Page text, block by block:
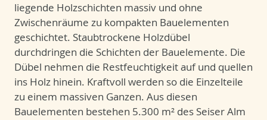
liegende Holzschichten massiv und ohne
Zwischenräume zu kompakten Bauelementen
geschichtet. Staubtrockene Holzdübel
durchdringen die Schichten der Bauelemente. Die
Dübel nehmen die Restfeuchtigkeit auf und quellen
ins Holz hinein. Kraftvoll werden so die Einzelteile
zu einem massiven Ganzen. Aus diesen
Bauelementen bestehen 5.300 m² des Seiser Alm